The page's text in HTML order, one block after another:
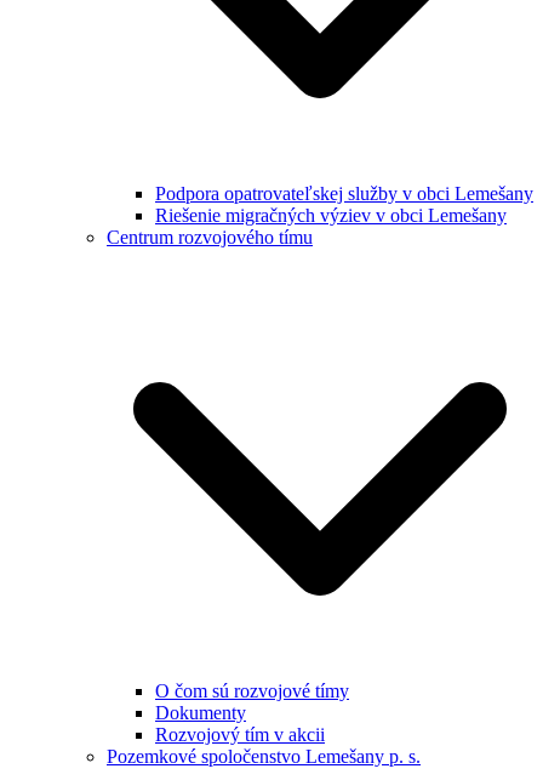
Podpora opatrovateľskej služby v obci Lemešany
Riešenie migračných výziev v obci Lemešany
Centrum rozvojového tímu
O čom sú rozvojové tímy
Dokumenty
Rozvojový tím v akcii
Pozemkové spoločenstvo Lemešany p. s.